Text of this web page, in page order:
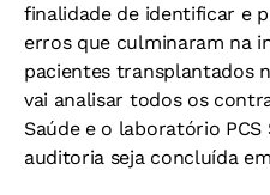
finalidade de identificar e
erros que culminaram na
pacientes transplantados
vai analisar todos os
Saúde e o laboratório PCS
auditoria seja concluída